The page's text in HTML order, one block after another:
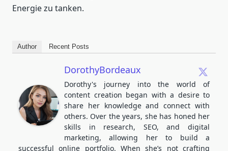
Energie zu tanken.
Author Recent Posts
DorothyBordeaux
Dorothy's journey into the world of
content creation began with a desire to
share her knowledge and connect with
others. Over the years, she has honed her
skills in research, SEO, and digital
marketing, allowing her to build a
successful online portfolio. When she’s not crafting